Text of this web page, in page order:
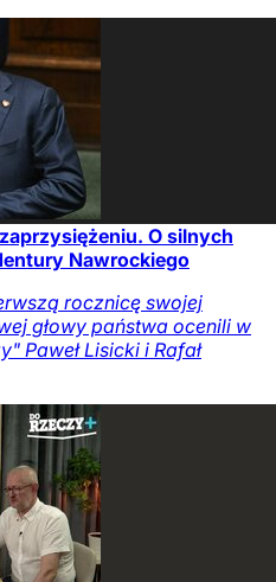
O silnych
Nawrockiego
rocznicę swojej
głowy państwa ocenili w
Paweł Lisicki i Rafał